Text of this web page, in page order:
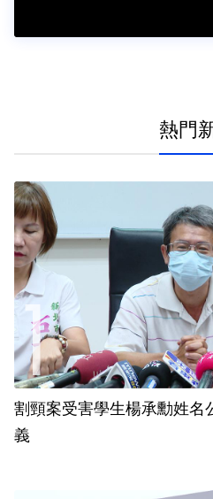
熱門
割頸案受害學生楊承勳姓名
義